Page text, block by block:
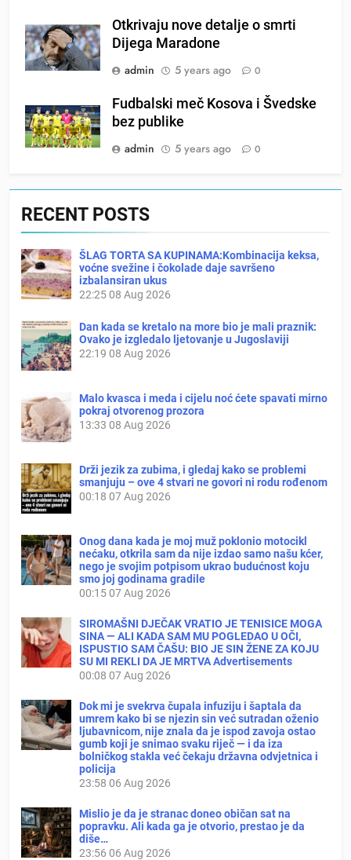
Otkrivaju nove detalje o smrti
Dijega Maradone
admin
5 years ago 0
Fudbalski meč Kosova i Švedske
bez publike
admin
5 years ago 0
RECENT POSTS
ŠLAG TORTA SA KUPINAMA:Kombinacija keksa,
voćne svežine i čokolade daje savršeno
izbalansiran ukus
22:2508 Aug 2026
Dan kada se kretalo na more bio je mali praznik:
Ovako je izgledalo ljetovanje u Jugoslaviji
22:19 08 Aug 2026
Malo kvasca i meda i cijelu noć ćete spavati mirno
pokraj otvorenog prozora
13:33 08 Aug 2026
Drži jezik za zubima, i gledaj kako se problemi
smanjuju – ove 4 stvari ne govori ni rodu rođenom
00:18 07 Aug 2026
Onog dana kada je moj muž poklonio motocikl
nećaku, otkrila sam da nije izdao samo našu kćer,
nego je svojim potpisom ukrao budućnost koju
smo joj godinama gradile
00:1507 Aug 2026
SIROMAŠNI DJEČAK VRATIO JE TENISICE MOGA
SINA — ALI KADA SAM MU POGLEDAO U OČI,
ISPUSTIO SAM ČAŠU: BIO JE SIN ŽENE ZA KOJU
SU MI REKLI DA JE MRTVA Advertisements
00:08 07 Aug 2026
Dok mi je svekrva čupala infuziju i šaptala da
umrem kako bi se njezin sin već sutradan oženio
ljubavnicom, nije znala da je ispod zavoja ostao
gumb koji je snimao svaku riječ — i da iza
bolničkog stakla već čekaju državna odvjetnica i
policija
23:58 06 Aug 2026
Mislio je da je stranac doneo običan sat na
popravku. Ali kada ga je otvorio, prestao je da
diše…
23:56 06 Aug 2026